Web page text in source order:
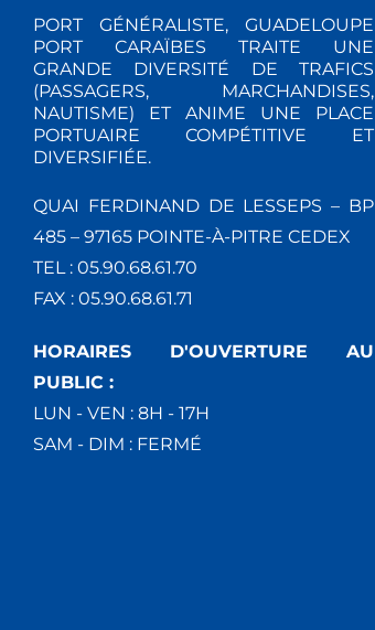
PORT GÉNÉRALISTE, GUADELOUPE
PORT CARAÏBES TRAITE UNE
GRANDE DIVERSITÉ DE TRAFICS
(PASSAGERS, MARCHANDISES,
NAUTISME) ET ANIME UNE PLACE
PORTUAIRE COMPÉTITIVE ET
DIVERSIFIÉE.
QUAI FERDINAND DE LESSEPS – BP
485 – 97165 POINTE-À-PITRE CEDEX
TEL : 05.90.68.61.70
FAX : 05.90.68.61.71
HORAIRES D'OUVERTURE AU
PUBLIC :
LUN - VEN : 8H - 17H
SAM - DIM : FERMÉ